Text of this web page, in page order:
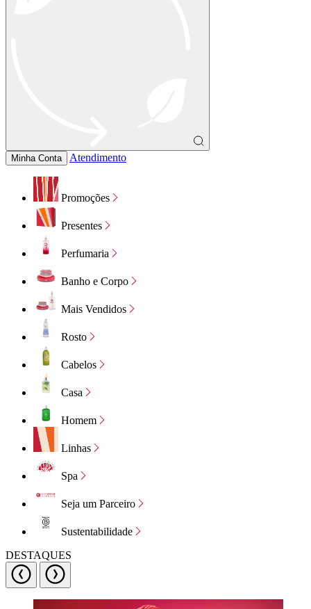
Minha Conta Atendimento
Promoções
Presentes
Perfumaria
Banho e Corpo
Mais Vendidos
Rosto
Cabelos
Casa
Homem
Linhas
Spa
Seja um Parceiro
Sustentabilidade
DESTAQUES